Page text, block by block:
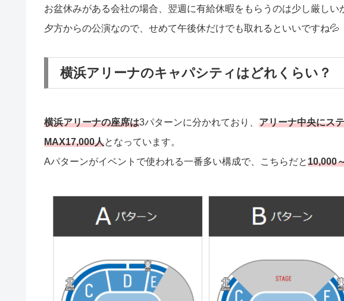
お盆休みがある会社の場合、翌週に有給休暇をもらうのは少し厳しい
夕方からの公演なので、せめて午後休だけでも取れるといいですね💦
横浜アリーナのキャパシティはどれくらい？
横浜アリーナの座席は3パターンに分かれており、 アリーナ中央にス
MAX17,000人となっています。
Aパターンがイベントで使われる一番多い構成で、こちらだと10,000